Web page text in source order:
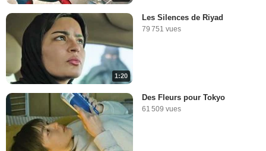
1:20
Les Silences de Riyad
79 751 vues
Des Fleurs pour Tokyo
61 509 vues